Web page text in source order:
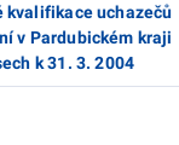
kvalifikace uchazečů
v Pardubickém kraji
k 31. 3. 2004